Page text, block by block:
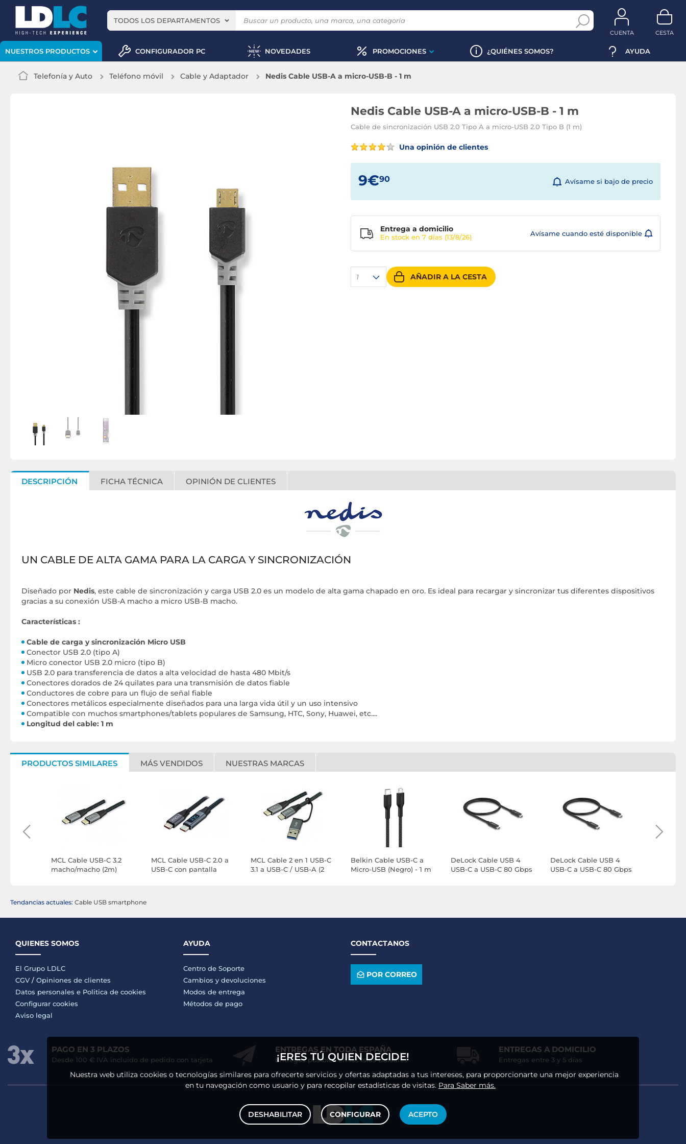
TODOS LOS DEPARTAMENTOS
CUENTA CESTA
NUESTROS PRODUCTOS CONFIGURADOR PC NOVEDADES PROMOCIONES ¿QUIÉNES SOMOS? AYUDA
Telefonía y Auto Teléfono móvil Cable y Adaptador Nedis Cable USB-A a micro-USB-B - 1 m
Nedis Cable USB-A a micro-USB-B - 1 m
Cable de sincronización USB 2.0 Tipo A a micro-USB 2.0 Tipo B (1 m)
Una opinión de clientes
9€90 Avísame si bajo de precio
1 AÑADIR A LA CESTA
Entrega a domicilio
En stock en 7 días (13/8/26) Avísame cuando esté disponible
DESCRIPCIÓN FICHA TÉCNICA OPINIÓN DE CLIENTES
UN CABLE DE ALTA GAMA PARA LA CARGA Y SINCRONIZACIÓN
Diseñado por Nedis, este cable de sincronización y carga USB 2.0 es un modelo de alta gama chapado en oro. Es ideal para recargar y sincronizar tus diferentes dispositivos
gracias a su conexión USB-A macho a micro USB-B macho.
Características :
Cable de carga y sincronización Micro USB
Conector USB 2.0 (tipo A)
Micro conector USB 2.0 micro (tipo B)
USB 2.0 para transferencia de datos a alta velocidad de hasta 480 Mbit/s
Conectores dorados de 24 quilates para una transmisión de datos fiable
Conductores de cobre para un flujo de señal fiable
Conectores metálicos especialmente diseñados para una larga vida útil y un uso intensivo
Compatible con muchos smartphones/tablets populares de Samsung, HTC, Sony, Huawei, etc....
Longitud del cable: 1 m
PRODUCTOS SIMILARES MÁS VENDIDOS NUESTRAS MARCAS
MCL Cable USB-C 3.2
macho/macho (2m)
MCL Cable USB-C 2.0 a
USB-C con pantalla
MCL Cable 2 en 1 USB-C
3.1 a USB-C / USB-A (2
Belkin Cable USB-C a
Micro-USB (Negro) - 1 m
DeLock Cable USB 4
USB-C a USB-C 80 Gbps
DeLock Cable USB 4
USB-C a USB-C 80 Gbps
Tendancias actuales: Cable USB smartphone
QUIENES SOMOS
El Grupo LDLC
CGV / Opiniones de clientes
Datos personales e Politica de cookies
Configurar cookies
Aviso legal
AYUDA
Centro de Soporte
Cambios y devoluciones
Modos de entrega
Métodos de pago
CONTACTANOS
POR CORREO
PAGO EN 3 PLAZOS
Desde 100 € IVA incluido de pedido con tarjeta
ENTREGAS EN TODA ESPAÑA
Entregas posibles en las Islas Baleares
ENTREGAS A DOMICILIO
Entregas entre 3 y 5 días
¡ERES TÚ QUIEN DECIDE!
Nuestra web utiliza cookies o tecnologías similares para ofrecerte servicios y ofertas adaptadas a tus intereses, para proporcionarte una mejor experiencia
en tu navegación como usuario y para recopilar estadísticas de visitas. Para Saber más.
DESHABILITAR CONFIGURAR ACEPTO